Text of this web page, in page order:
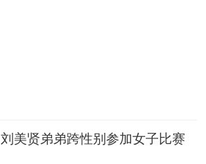
刘美贤弟弟跨性别参加女子比赛